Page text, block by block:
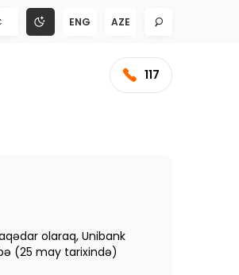
ENG AZE
117
olaraq, Unibank
(25 may tarixində)